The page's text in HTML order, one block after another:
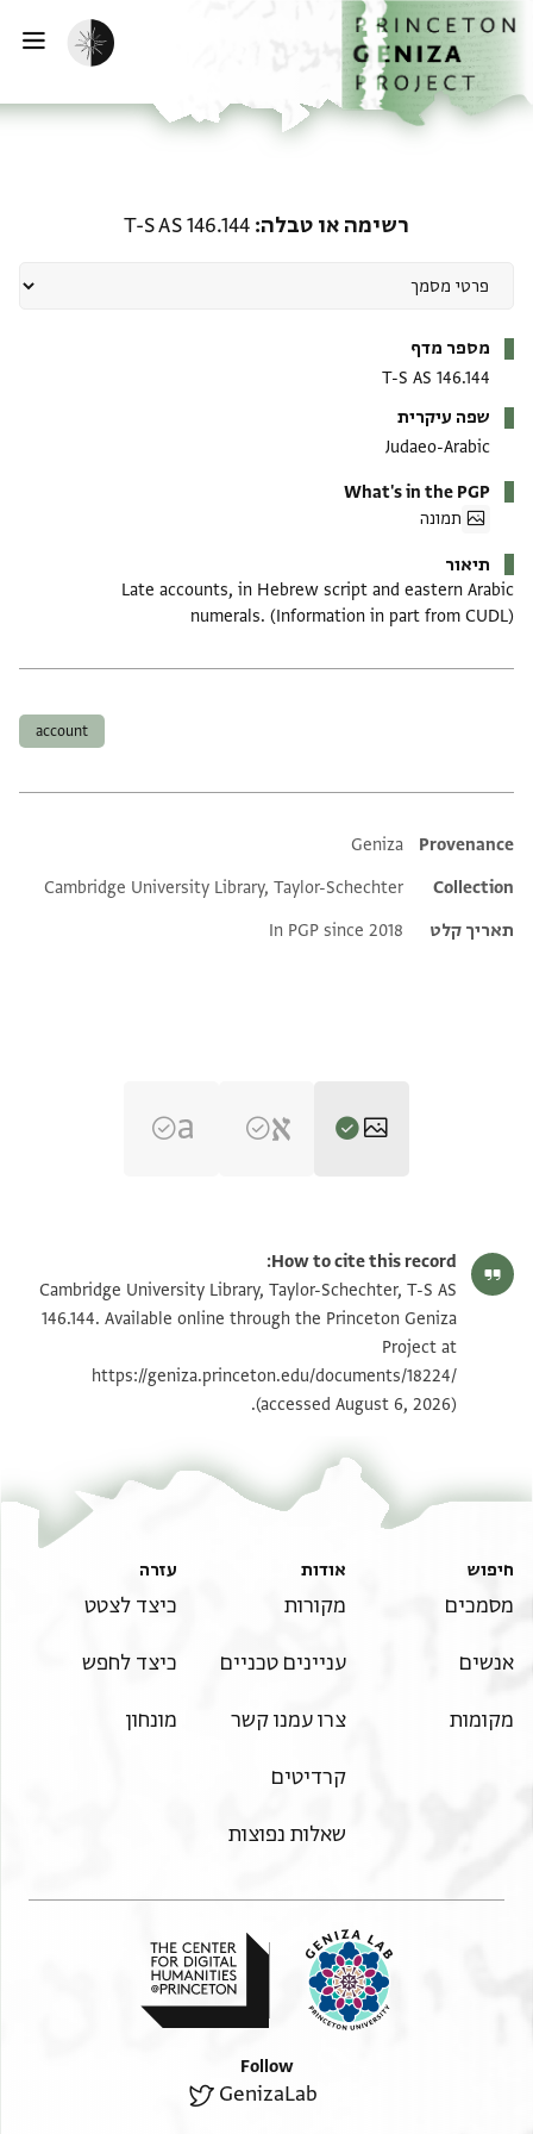
לתוכןהבית
הפעלת מצב כהה
רשימה או טבלה T-S AS 146.144
מספר מדף
T-S AS 146.144
שפה עיקרית
Judaeo-Arabic
What's in the PGP
תמונה
תיאור
Late accounts, in Hebrew script and eastern Arabic
numerals. (Information in part from CUDL)
account
Additional metadata
Provenance
Geniza
Collection
Cambridge University Library, Taylor-Schechter
תאריך קלט
In PGP since 2018
T-S AS 146.144 1v הגדל וסובב
תנאי היתר שימוש בתצלום
How to cite this record:
Cambridge University Library, Taylor-Schechter, T-S AS
146.144. Available online through the Princeton Geniza
Project at
https://geniza.princeton.edu/documents/18224/
(accessed August 6, 2026).
חיפוש
מסמכים
אנשים
מקומות
אודות
מקורות
עניינים טכניים
צרו עמנו קשר
קרדיטים
שאלות נפוצות
עזרה
כיצד לצטט
כיצד לחפש
מונחון
Follow
GenizaLab